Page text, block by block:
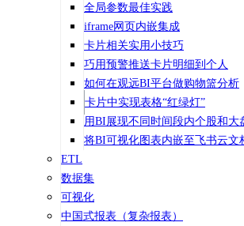
全局参数最佳实践
iframe网页内嵌集成
卡片相关实用小技巧
巧用预警推送卡片明细到个人
如何在观远BI平台做购物篮分析
卡片中实现表格“红绿灯”
用BI展现不同时间段内个股和大
将BI可视化图表内嵌至飞书云文
ETL
数据集
可视化
中国式报表（复杂报表）